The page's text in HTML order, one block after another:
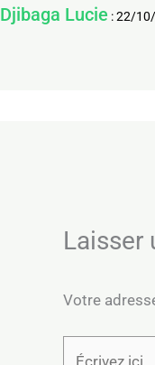
Djibaga Lucie :22/
Laisser
Votre